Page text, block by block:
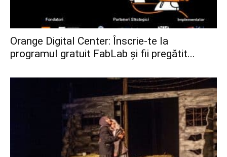
Orange Digital Center: Înscrie-te la
programul gratuit FabLab și fii pregătit...